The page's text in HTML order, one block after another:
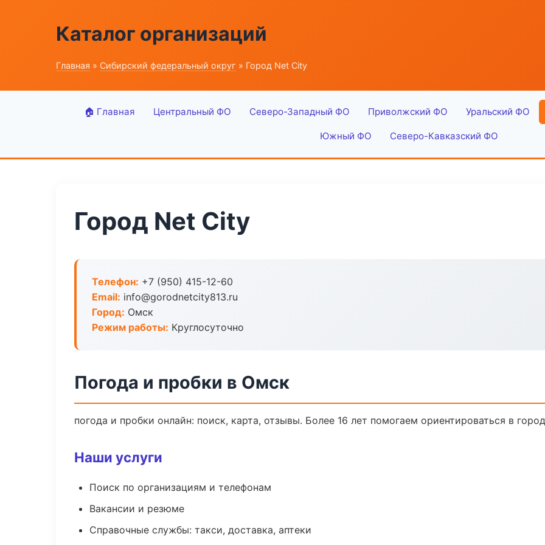
Каталог организаций
Главная » Сибирский федеральный округ » Город Net City
🏠 Главная Центральный ФО Северо-Западный ФО Приволжский ФО Уральский ФО
Южный ФО Северо-Кавказский ФО
Город Net City
Телефон: +7 (950) 415-12-60
Email: info@gorodnetcity813.ru
Город: Омск
Режим работы: Круглосуточно
Погода и пробки в Омск
погода и пробки онлайн: поиск, карта, отзывы. Более 16 лет помогаем ориентироваться в
Наши услуги
Поиск по организациям и телефонам
Вакансии и резюме
Справочные службы: такси, доставка, аптеки